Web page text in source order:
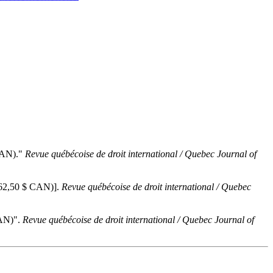
Revue québécoise de droit international / Quebec Journal of
$ CAN)]. Revue québécoise de droit international / Quebec
Revue québécoise de droit international / Quebec Journal of